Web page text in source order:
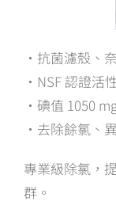
・抗菌濾殼、
・NSF 認證活
・碘值 1050
・去除餘氯、
專業級除氯，
群。